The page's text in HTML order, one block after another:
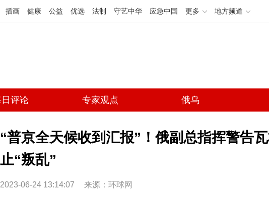
插画 健康 公益 优选 法制 守艺中华 应急中国 更多 地方频道
评论 专家观点 俄乌
“普京全天候收到汇报”！俄副总指挥警告
止“叛乱”
2023-06-24 13:14:07 来源： 环球网